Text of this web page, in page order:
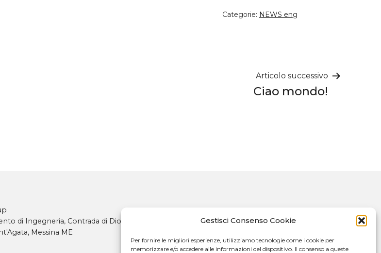
Gestisci Consenso Cookie
Per fornire le migliori esperienze, utilizziamo tecnologie come i cookie per
memorizzare e/o accedere alle informazioni del dispositivo. Il consenso a queste
Categorie: NEWS eng
Articolo successivo
Ciao mondo!
di Ingegneria, Contrada di Dio,
Messina ME